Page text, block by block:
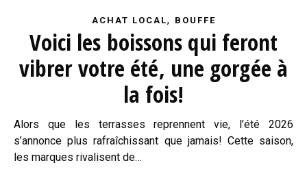
ACHAT LOCAL, BOUFFE
Voici les boissons qui feront
vibrer votre été, une gorgée à
la fois!
Alors que les terrasses reprennent vie, l’été 2026
s’annonce plus rafraîchissant que jamais! Cette saison,
les marques rivalisent de…